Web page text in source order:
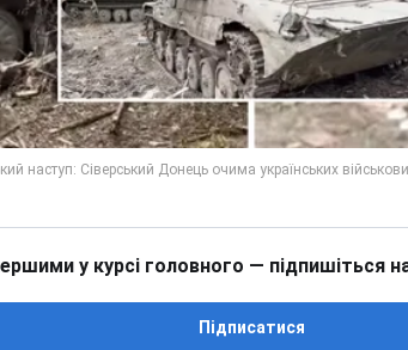
у курсі головного — підпишіться
Підписатися